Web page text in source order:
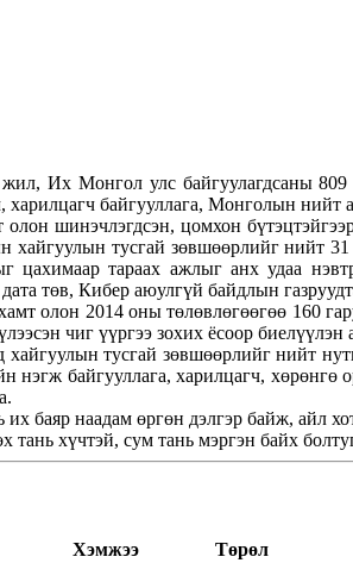
Их Монгол улс байгуулагдсаны
харилцагч байгууллага, Монголын нийт
шинэчлэгдсэн, цомхон
хайгуулын тусгай зөвшөөрлийг нийт
цахимаар тараах ажлыг анх удаа
төв, Кибер аюулгүй байдлын
олон 2014 оны төлөвлөгөөгөө 160
чиг үүргээ зохих ёсоор
хайгуулын тусгай зөвшөөрлийг нийт
нэгж байгууллага, харилцагч,
баяр наадам өргөн дэлгэр байж, айл
тань хүчтэй, сум тань мэргэн байх
Хэмжээ
Төрөл